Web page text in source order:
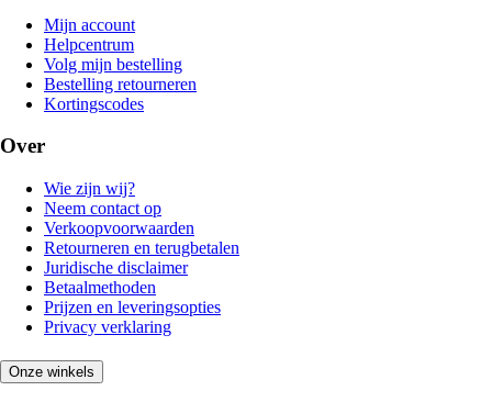
Mijn account
Helpcentrum
Volg mijn bestelling
Bestelling retourneren
Kortingscodes
Over
Wie zijn wij?
Neem contact op
Verkoopvoorwaarden
Retourneren en terugbetalen
Juridische disclaimer
Betaalmethoden
Prijzen en leveringsopties
Privacy verklaring
Onze winkels